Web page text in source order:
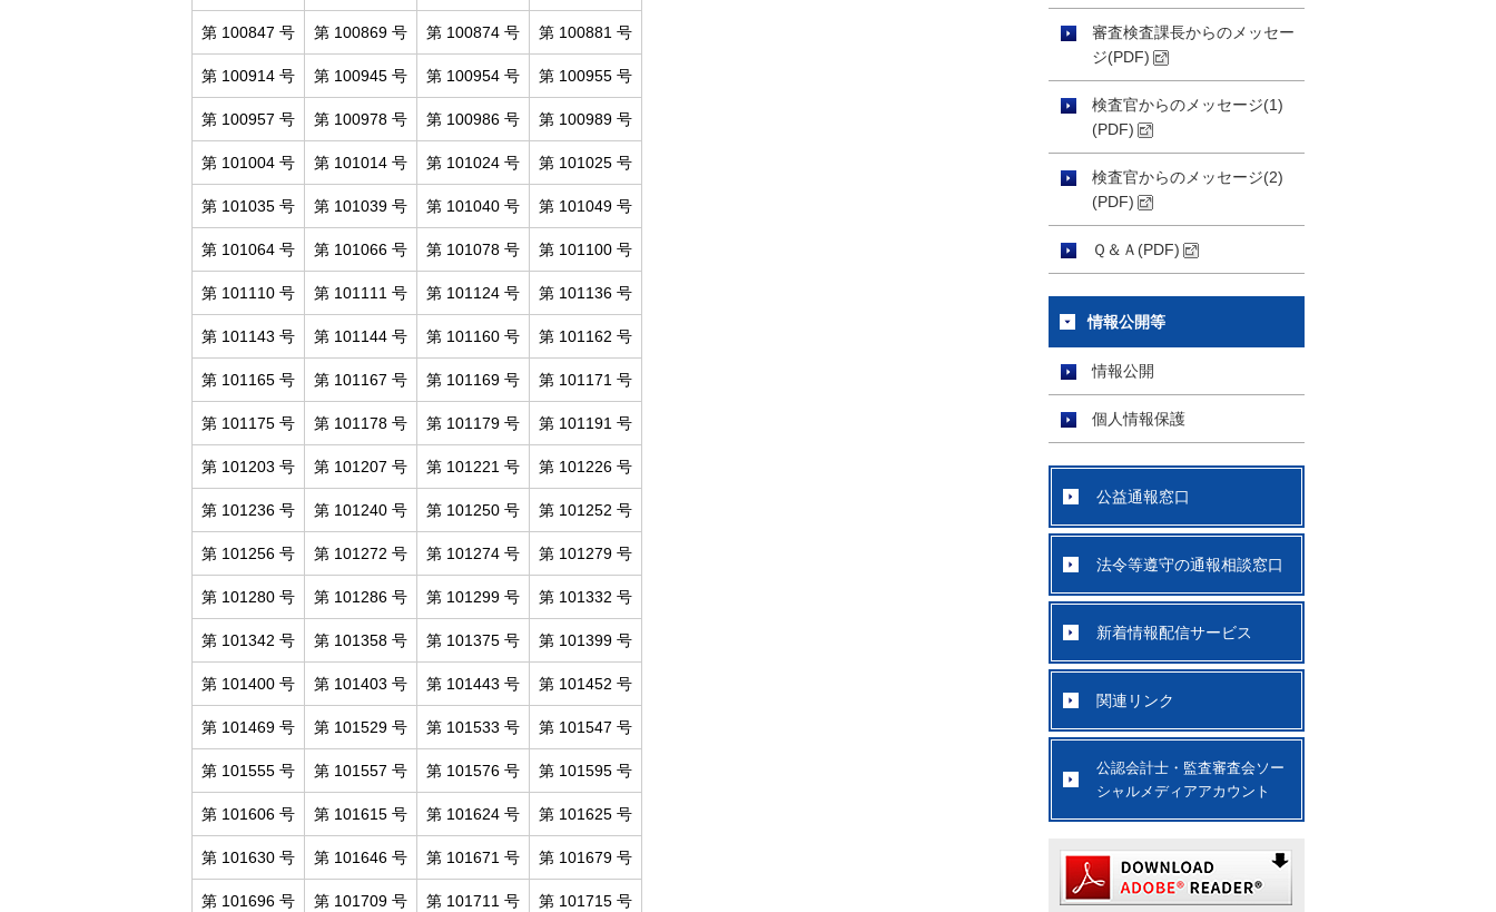
第 100847 号 第 100869 号 第 100874 号 第 100881 号
第 100914 号 第 100945 号 第 100954 号 第 100955 号
第 100957 号 第 100978 号 第 100986 号 第 100989 号
第 101004 号 第 101014 号 第 101024 号 第 101025 号
第 101035 号 第 101039 号 第 101040 号 第 101049 号
第 101064 号 第 101066 号 第 101078 号 第 101100 号
第 101110 号 第 101111 号 第 101124 号 第 101136 号
第 101143 号 第 101144 号 第 101160 号 第 101162 号
第 101165 号 第 101167 号 第 101169 号 第 101171 号
第 101175 号 第 101178 号 第 101179 号 第 101191 号
第 101203 号 第 101207 号 第 101221 号 第 101226 号
第 101236 号 第 101240 号 第 101250 号 第 101252 号
第 101256 号 第 101272 号 第 101274 号 第 101279 号
第 101280 号 第 101286 号 第 101299 号 第 101332 号
第 101342 号 第 101358 号 第 101375 号 第 101399 号
第 101400 号 第 101403 号 第 101443 号 第 101452 号
第 101469 号 第 101529 号 第 101533 号 第 101547 号
第 101555 号 第 101557 号 第 101576 号 第 101595 号
第 101606 号 第 101615 号 第 101624 号 第 101625 号
第 101630 号 第 101646 号 第 101671 号 第 101679 号
第 101696 号 第 101709 号 第 101711 号 第 101715 号
審査検査課長からのメッセー
ジ(PDF)
検査官からのメッセージ(1)
(PDF)
検査官からのメッセージ(2)
(PDF)
Ｑ＆Ａ(PDF)
情報公開等
情報公開
個人情報保護
公益通報窓口
法令等遵守の通報相談窓口
新着情報配信サービス
関連リンク
公認会計士・監査審査会ソー
シャルメディアアカウント